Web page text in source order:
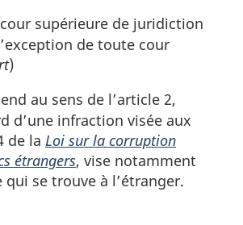
supérieure de juridiction
de toute cour
)
au sens de l’article 2,
d’une infraction visée aux
de la Loi sur la corruption
étrangers, vise notamment
qui se trouve à l’étranger.